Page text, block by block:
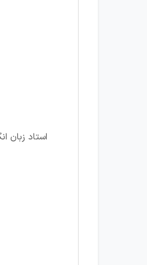
استاد زبان